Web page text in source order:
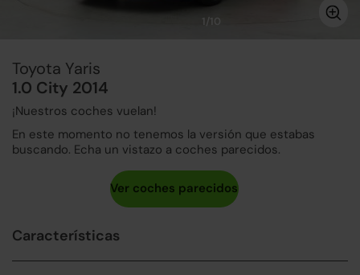
1/10
Toyota Yaris
1.0 City 2014
¡Nuestros coches vuelan!
En este momento no tenemos la versión que estabas
buscando. Echa un vistazo a coches parecidos.
Características